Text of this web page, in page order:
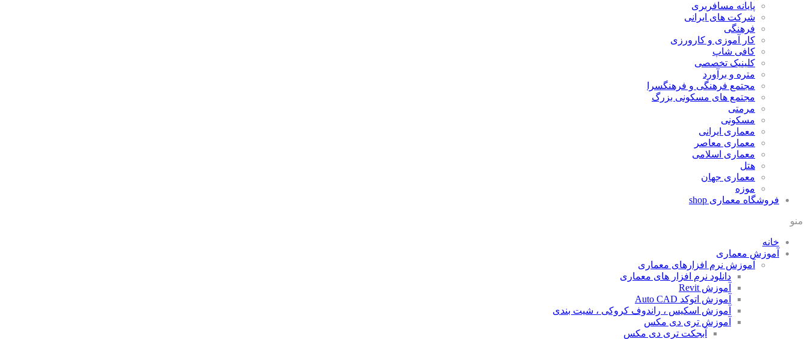
پایانه مسافربری
شرکت های ایرانی
فرهنگی
کار آموزی و کارورزی
کافی شاپ
کلینیک تخصصی
متره و برآورد
مجتمع فرهنگی و فرهنگسرا
مجتمع های مسکونی بزرگ
مرمتی
مسکونی
معماری ایرانی
معماری معاصر
معماری اسلامی
هتل
معماری جهان
موزه
فروشگاه معماری shop
منو
خانه
آموزش معماری
آموزش نرم افزارهای معماری
دانلود نرم افزار های معماری
آموزش Revit
آموزش اتوکد Auto CAD
آموزش اسکیس ، راندوف کروکی ، شیت بندی
آموزش تری دی مکس
آبجکت تری دی مکس